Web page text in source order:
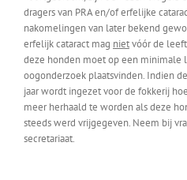
dragers van PRA en/of erfelijke
nakomelingen van later bekend
erfelijk cataract mag nietvóór de
deze honden moet op een minimale
oogonderzoek plaatsvinden. Indien
jaar wordt ingezet voor de fokkerij
meer herhaald te worden als deze
steeds werd vrijgegeven. Neem bij
secretariaat.